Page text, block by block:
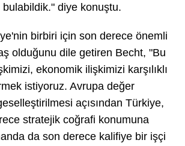
bulabildik." diye konuştu.
birbiri için son derece önemli
olduğunu dile getiren Becht, "Bu
ekonomik ilişkimizi karşılıklı
istiyoruz. Avrupa değer
açısından Türkiye,
stratejik coğrafi konumuna
da son derece kalifiye bir işçi